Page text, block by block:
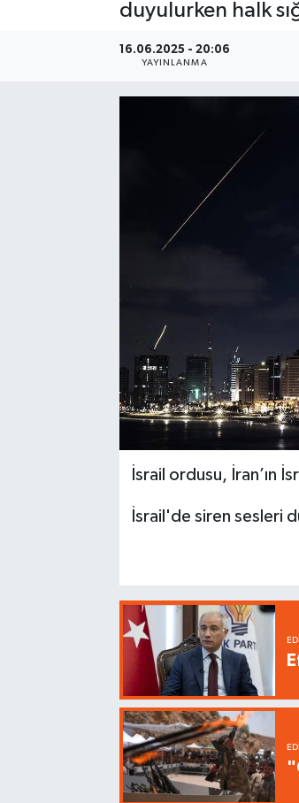
duyulurken halk
16.06.2025 - 20:06
YAYINLANMA
İsrail ordusu, İran’ın
İsrail'de siren sesleri